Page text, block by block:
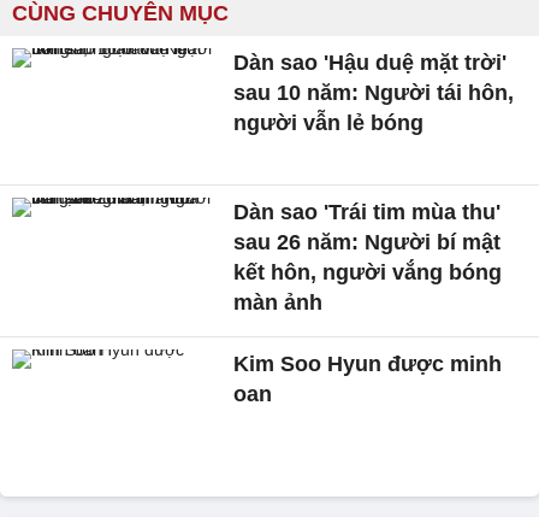
CÙNG CHUYÊN MỤC
Dàn sao 'Hậu duệ mặt trời'
sau 10 năm: Người tái hôn,
người vẫn lẻ bóng
Dàn sao 'Trái tim mùa thu'
sau 26 năm: Người bí mật
kết hôn, người vắng bóng
màn ảnh
Kim Soo Hyun được minh
oan